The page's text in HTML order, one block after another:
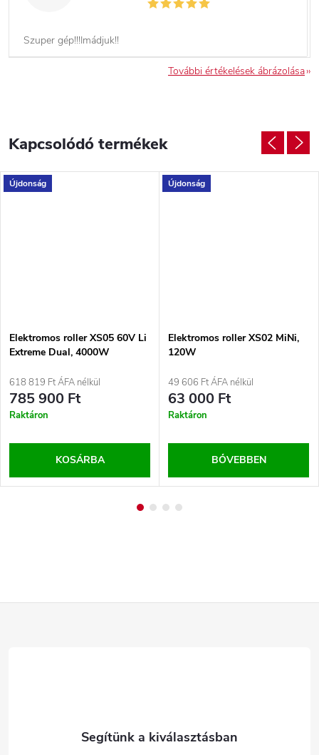
Szuper gép!!!Imádjuk!!
További értékelések ábrázolása
Kapcsolódó termékek
Újdonság
Elektromos roller XS05 60V Li
Extreme Dual, 4000W
618 819 Ft ÁFA nélkül
785 900 Ft
Raktáron
KOSÁRBA
Újdonság
Elektromos roller XS02 MiNi,
120W
49 606 Ft ÁFA nélkül
63 000 Ft
Raktáron
BŐVEBBEN